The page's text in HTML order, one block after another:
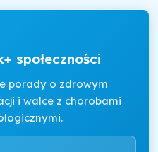
społeczności
porady o zdrowym
i walce z chorobami